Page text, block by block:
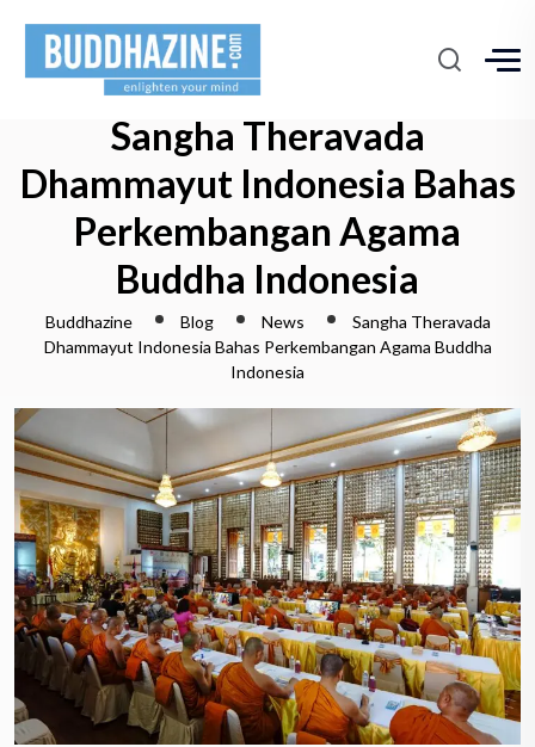
Sangha Theravada
Dhammayut Indonesia Bahas
Perkembangan Agama
Buddha Indonesia
Buddhazine Blog News
Sangha Theravada
Dhammayut Indonesia Bahas Perkembangan Agama Buddha
Indonesia